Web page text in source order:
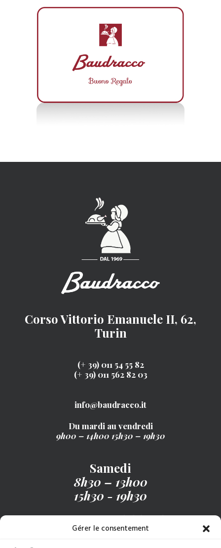
Gérer le consentement
Corso Vittorio Emanuele II, 62,
Turin
(+ 39) 011 54 55 82
(+ 39) 011 562 82 03
info@baudracco.it
Du mardi au vendredi
9h00 – 14h00 15h30 – 19h30
Samedi
8h30 – 13h00
15h30 - 19h30
Recevez notre menu hebdomadaire